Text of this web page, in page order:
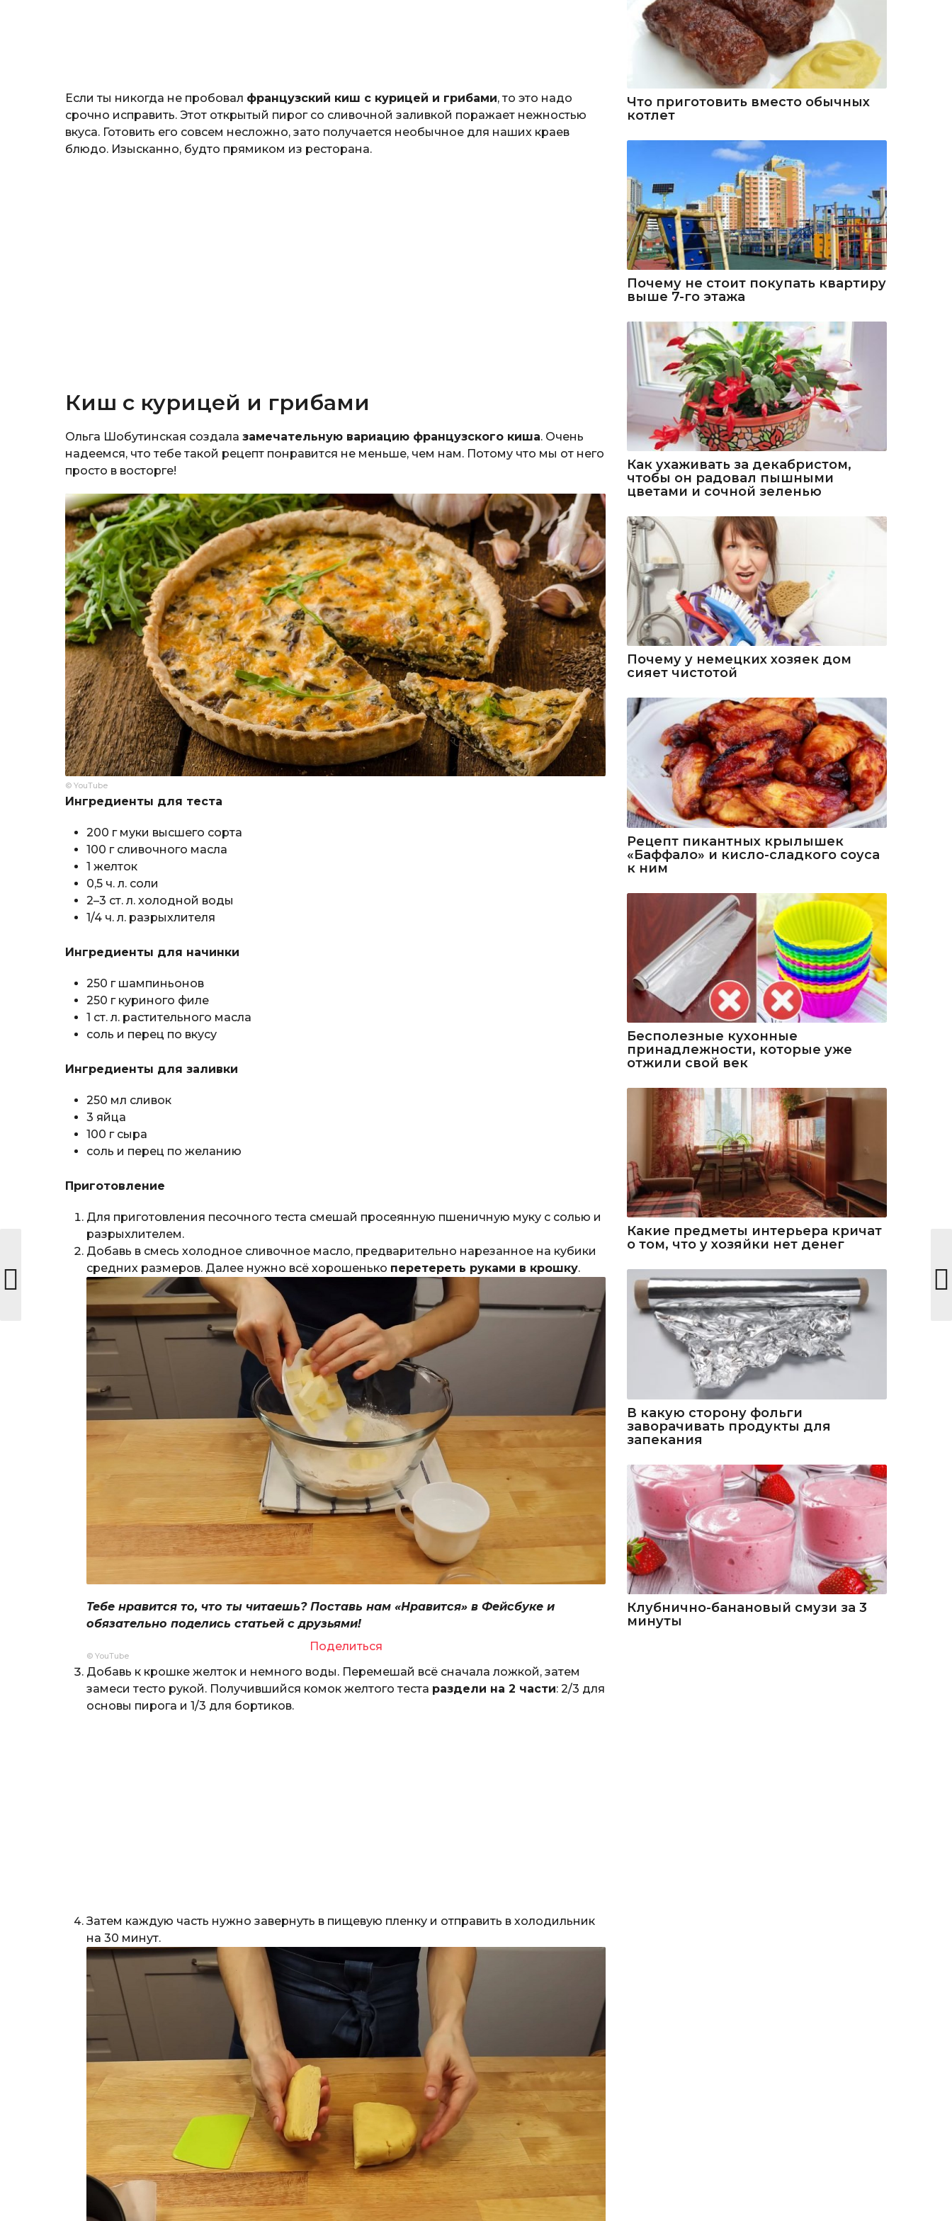
Если ты никогда не пробовал французский киш с курицей и грибами, то это надо
срочно исправить. Этот открытый пирог со сливочной заливкой поражает нежностью
вкуса. Готовить его совсем несложно, зато получается необычное для наших краев
блюдо. Изысканно, будто прямиком из ресторана.
Киш с курицей и грибами
Ольга Шобутинская создала замечательную вариацию французского киша. Очень
надеемся, что тебе такой рецепт понравится не меньше, чем нам. Потому что мы от него
просто в восторге!
© YouTube
Ингредиенты для теста
200 г муки высшего сорта
100 г сливочного масла
1 желток
0,5 ч. л. соли
2–3 ст. л. холодной воды
1/4 ч. л. разрыхлителя
Ингредиенты для начинки
250 г шампиньонов
250 г куриного филе
1 ст. л. растительного масла
соль и перец по вкусу
Ингредиенты для заливки
250 мл сливок
3 яйца
100 г сыра
соль и перец по желанию
Приготовление
Для приготовления песочного теста смешай просеянную пшеничную муку с солью и
разрыхлителем.
Добавь в смесь холодное сливочное масло, предварительно нарезанное на кубики
средних размеров. Далее нужно всё хорошенько перетереть руками в крошку.
Тебе нравится то, что ты читаешь? Поставь нам «Нравится» в Фейсбуке и
обязательно поделись статьей с друзьями!
Поделиться
© YouTube
Добавь к крошке желток и немного воды. Перемешай всё сначала ложкой, затем
замеси тесто рукой. Получившийся комок желтого теста раздели на 2 части: 2/3 для
основы пирога и 1/3 для бортиков.
Затем каждую часть нужно завернуть в пищевую пленку и отправить в холодильник
на 30 минут.
Что приготовить вместо обычных
котлет
Почему не стоит покупать квартиру
выше 7-го этажа
Как ухаживать за декабристом,
чтобы он радовал пышными
цветами и сочной зеленью
Почему у немецких хозяек дом
сияет чистотой
Рецепт пикантных крылышек
«Баффало» и кисло-сладкого соуса
к ним
Бесполезные кухонные
принадлежности, которые уже
отжили свой век
Какие предметы интерьера кричат
о том, что у хозяйки нет денег
В какую сторону фольги
заворачивать продукты для
запекания
Клубнично-банановый смузи за 3
минуты